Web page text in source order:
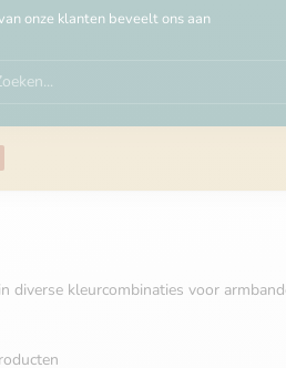
onze klanten beveelt ons aan
kleurcombinaties voor